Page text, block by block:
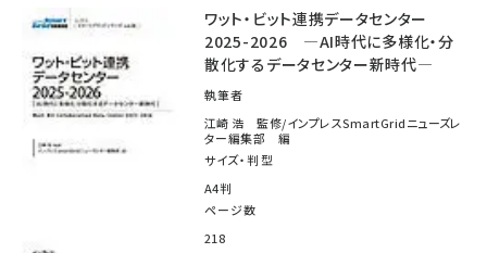
ワット・ビット連携データセンター
2025-2026 ―AI時代に多様化・分
散化するデータセンター新時代―
執筆者
江崎 浩 監修/インプレスSmartGridニューズレ
ター編集部 編
サイズ・判型
A4判
ページ数
218